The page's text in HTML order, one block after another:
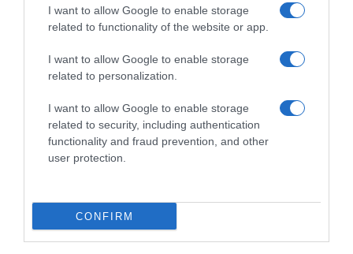
I want to allow Google to enable storage
related to functionality of the website or app.
I want to allow Google to enable storage
related to personalization.
I want to allow Google to enable storage
related to security, including authentication
functionality and fraud prevention, and other
user protection.
CONFIRM
ΠΟΛΙΤΙΚΗ
Ζαχαράκη: «Η επόμενη 5ετία θα είναι
περίοδος μεγάλων αλλαγών στις φοιτητικές
«Είμαστε έτοιμοι για τις Πανελλήνιες»
21.05.2026 - 13:57